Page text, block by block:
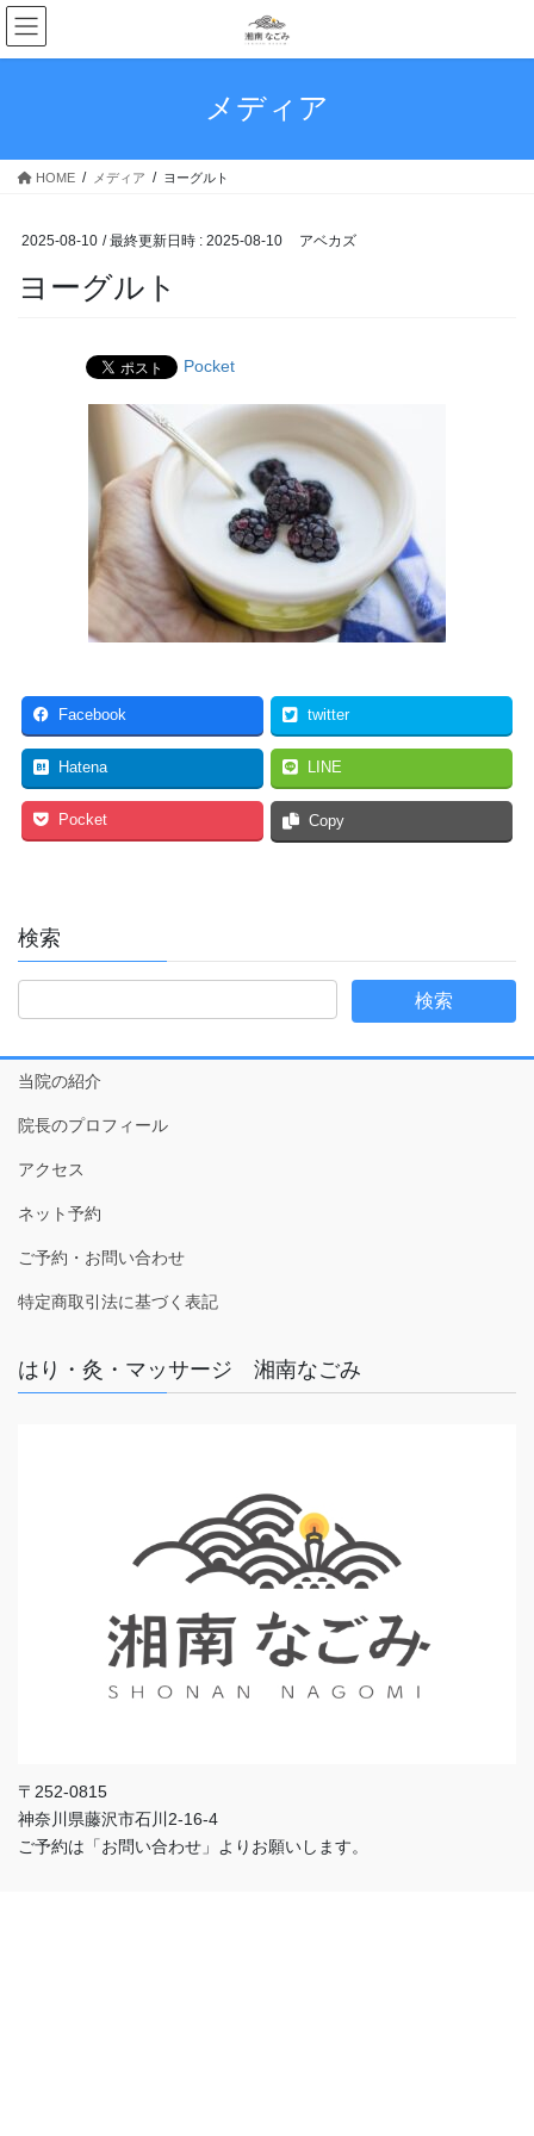
コ
ン
テ
ス
ナ
ビ
ゲ
ン
メディア
HOME メディア ヨーグルト
2025-08-10 / 最終更新日時 : 2025-08-10 アベカズ
ヨーグルト
Pocket
Facebook twitter
Hatena LINE
Pocket Copy
検索
当院の紹介
院長のプロフィール
アクセス
ネット予約
ご予約・お問い合わせ
特定商取引法に基づく表記
はり・灸・マッサージ 湘南なごみ
〒252-0815
神奈川県藤沢市石川2-16-4
ご予約は「お問い合わせ」よりお願いします。